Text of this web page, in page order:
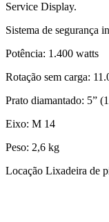
Service Display.
Sistema de segurança
Potência: 1.400 watts
Rotação sem carga:
Prato diamantado: 5”
Eixo: M 14
Peso: 2,6 kg
Locação Lixadeira de